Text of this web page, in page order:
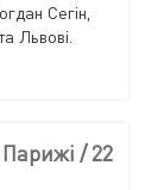
Сегін,
Львові.
/ 22